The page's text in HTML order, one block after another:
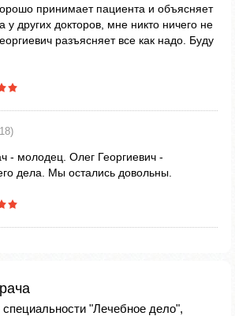
принимает пациента и объясняет
у других докторов, мне никто ничего не
разъясняет все как надо. Буду
- молодец. Олег Георгиевич -
дела. Мы остались довольны.
"Лечебное дело",